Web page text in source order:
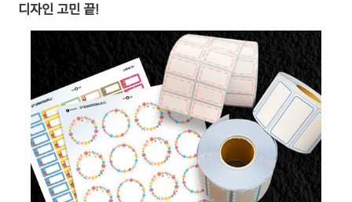
디자인 고민 끝!